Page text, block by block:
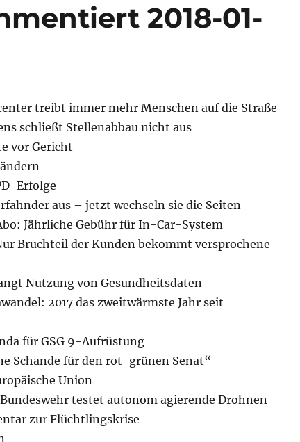
2018-01-
treibt immer mehr Menschen auf die Straße
schließt Stellenabbau nicht aus
vor Gericht
Erfolge
aus – jetzt wechseln sie die Seiten
Jährliche Gebühr für In-Car-System
Bruchteil der Kunden bekommt versprochene
Nutzung von Gesundheitsdaten
2017 das zweitwärmste Jahr seit
für GSG 9-Aufrüstung
Schande für den rot-grünen Senat“
Union
testet autonom agierende Drohnen
zur Flüchtlingskrise